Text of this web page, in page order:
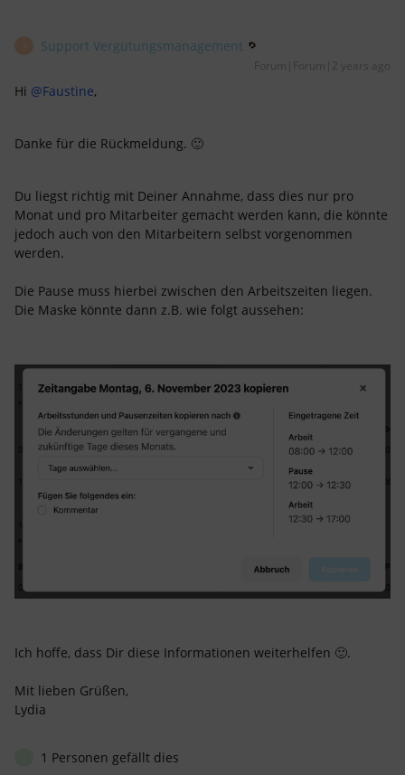
Support Vergütungsmanagement
Forum|Forum|2 years ago
Hi @Faustine,
Danke für die Rückmeldung. 🙂
Du liegst richtig mit Deiner Annahme, dass dies nur pro
Monat und pro Mitarbeiter gemacht werden kann, die könnte
jedoch auch von den Mitarbeitern selbst vorgenommen
werden.
Die Pause muss hierbei zwischen den Arbeitszeiten liegen.
Die Maske könnte dann z.B. wie folgt aussehen:
Ich hoffe, dass Dir diese Informationen weiterhelfen 🙂.
Mit lieben Grüßen,
Lydia
1 Personen gefällt dies